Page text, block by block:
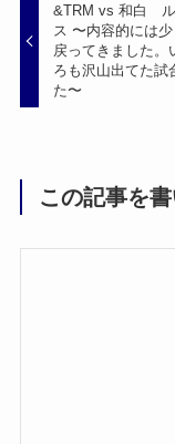
&TRM vs 和白
ス 〜内容的には
戻ってきました。
ろも沢山出てた試
た〜
この記事を